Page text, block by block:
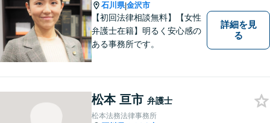
石川県|金沢市
【初回法律相談無料】【女性
弁護士在籍】明るく安心感の
ある事務所です。
詳細を見
る
松本 亘市 弁護士
松本法務法律事務所